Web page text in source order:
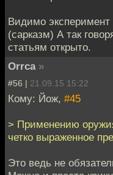
Видимо
(сарказм) А так
статьям открыто.
Orrca »
#56 | 21.09.15 15:22
Кому: Йож, #45
> Применению
четко выраженное
Это ведь не